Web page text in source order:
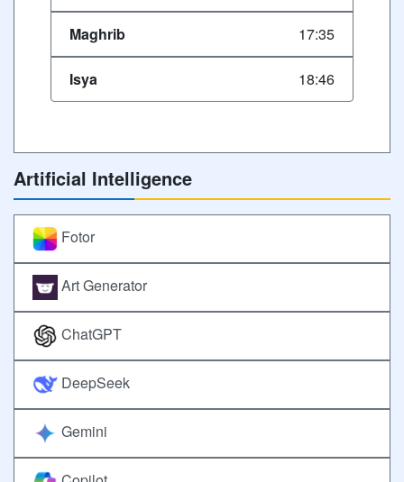
Maghrib 17:35
Isya 18:46
Artificial Intelligence
Fotor
Art Generator
ChatGPT
DeepSeek
Gemini